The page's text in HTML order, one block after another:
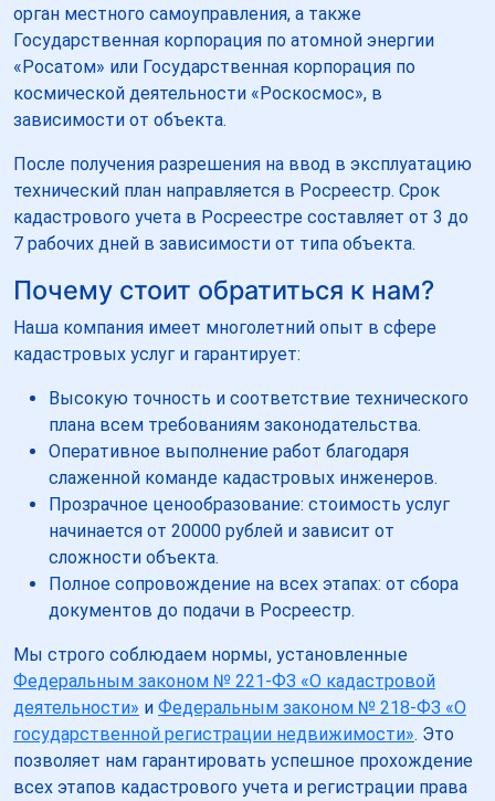
орган местного самоуправления, а также
Государственная корпорация по атомной энергии
«Росатом» или Государственная корпорация по
космической деятельности «Роскосмос», в
зависимости от объекта.
После получения разрешения на ввод в эксплуатацию
технический план направляется в Росреестр. Срок
кадастрового учета в Росреестре составляет от 3 до
7 рабочих дней в зависимости от типа объекта.
Почему стоит обратиться к нам?
Наша компания имеет многолетний опыт в сфере
кадастровых услуг и гарантирует:
Высокую точность и соответствие технического
плана всем требованиям законодательства.
Оперативное выполнение работ благодаря
слаженной команде кадастровых инженеров.
Прозрачное ценообразование: стоимость услуг
начинается от 20000 рублей и зависит от
сложности объекта.
Полное сопровождение на всех этапах: от сбора
документов до подачи в Росреестр.
Мы строго соблюдаем нормы, установленные
Федеральным законом № 221-ФЗ «О кадастровой
деятельности» и Федеральным законом № 218-ФЗ «О
государственной регистрации недвижимости». Это
позволяет нам гарантировать успешное прохождение
всех этапов кадастрового учета и регистрации права